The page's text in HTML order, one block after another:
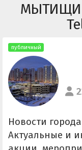
МЫТИЩИ
публичный
Новости
Актуальные и